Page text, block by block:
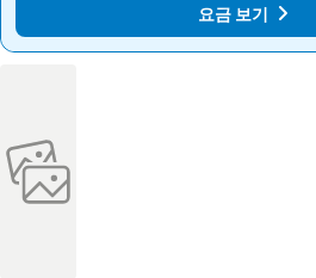
요금 보기
요금 보기